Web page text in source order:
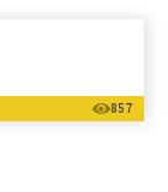
857